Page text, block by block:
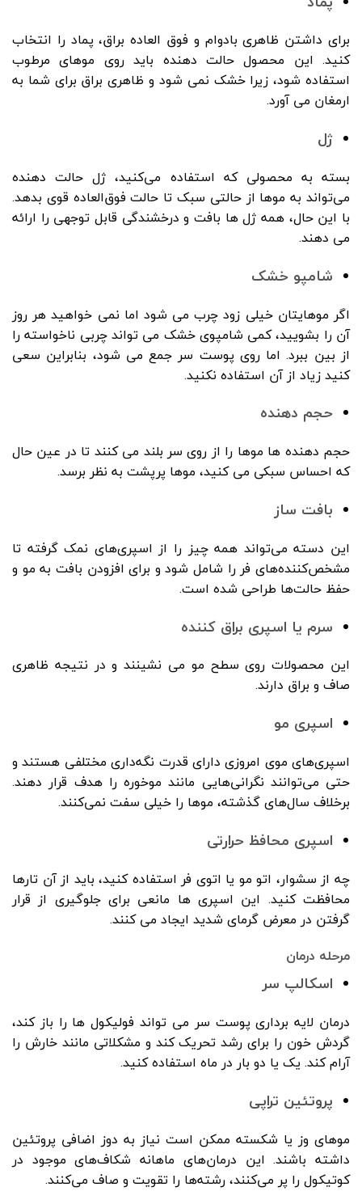
برای داشتن ظاهری بادوام و فوق العاده براق، پماد را انتخاب
کنید. این محصول حالت دهنده باید روی موهای مرطوب
استفاده شود، زیرا خشک نمی شود و ظاهری براق برای شما به
ارمغان می آورد.
ژل
بسته به محصولی که استفاده می‌کنید، ژل حالت دهنده
می‌تواند به موها از حالتی سبک تا حالت فوق‌العاده قوی بدهد.
با این حال، همه ژل ها بافت و درخشندگی قابل توجهی را ارائه
می دهند.
شامپو خشک
اگر موهایتان خیلی زود چرب می شود اما نمی خواهید هر روز
آن را بشویید، کمی شامپوی خشک می تواند چربی ناخواسته را
از بین ببرد. اما روی پوست سر جمع می شود، بنابراین سعی
کنید زیاد از آن استفاده نکنید.
حجم دهنده
حجم دهنده ها موها را از روی سر بلند می کنند تا در عین حال
که احساس سبکی می کنید، موها پرپشت به نظر برسد.
بافت ساز
این دسته می‌تواند همه چیز را از اسپری‌های نمک گرفته تا
مشخص‌کننده‌های فر را شامل شود و برای افزودن بافت به مو و
حفظ حالت‌ها طراحی شده است.
سرم یا اسپری براق کننده
این محصولات روی سطح مو می نشینند و در نتیجه ظاهری
صاف و براق دارند.
اسپری مو
اسپری‌های موی امروزی دارای قدرت نگه‌داری مختلفی هستند و
حتی می‌توانند نگرانی‌هایی مانند موخوره را هدف قرار دهند.
برخلاف سال‌های گذشته، موها را خیلی سفت نمی‌کنند.
اسپری محافظ حرارتی
چه از سشوار، اتو مو یا اتوی فر استفاده کنید، باید از آن تارها
محافظت کنید. این اسپری ها مانعی برای جلوگیری از قرار
گرفتن در معرض گرمای شدید ایجاد می کنند.
مرحله درمان
اسکالپ سر
درمان لایه برداری پوست سر می تواند فولیکول ها را باز کند،
گردش خون را برای رشد تحریک کند و مشکلاتی مانند خارش را
آرام کند. یک یا دو بار در ماه استفاده کنید.
پروتئین تراپی
موهای وز یا شکسته ممکن است نیاز به دوز اضافی پروتئین
داشته باشند. این درمان‌های ماهانه شکاف‌های موجود در
کوتیکول را پر می‌کنند، رشته‌ها را تقویت و صاف می‌کنند.